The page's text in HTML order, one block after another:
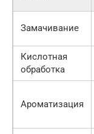
Замачивание
Кислотная
обработка
Ароматизация